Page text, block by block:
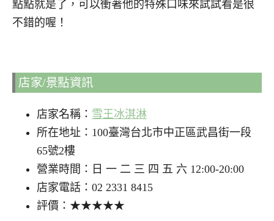
點點就是了，可以衝著他的特殊口味來試試看是很
不錯的喔！
店家/景點資訊
店家名稱： 雪王冰淇淋
所在地址：100臺灣台北市中正區武昌街一段
65號2樓
營業時間：日 一 二 三 四 五 六 12:00-20:00
店家電話：02 2331 8415
評價：★★★★★